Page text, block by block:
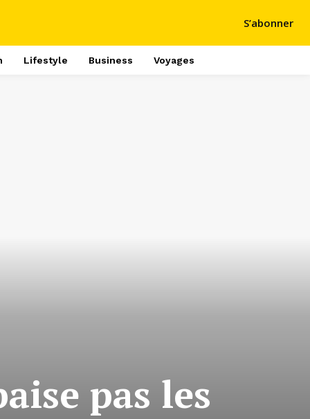
S’abonner
Lifestyle Business Voyages
pas les